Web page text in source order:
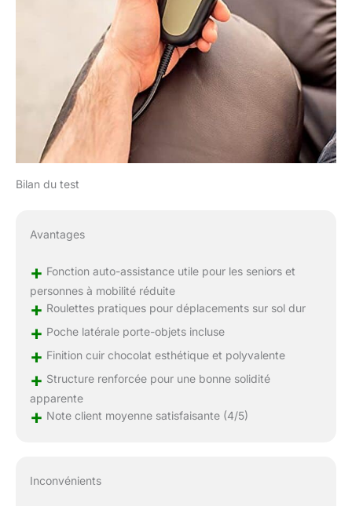
Bilan du test
Avantages
+ Fonction auto-assistance utile pour les seniors et
personnes à mobilité réduite
+ Roulettes pratiques pour déplacements sur sol dur
+ Poche latérale porte-objets incluse
+ Finition cuir chocolat esthétique et polyvalente
+ Structure renforcée pour une bonne solidité
apparente
+ Note client moyenne satisfaisante (4/5)
Inconvénients